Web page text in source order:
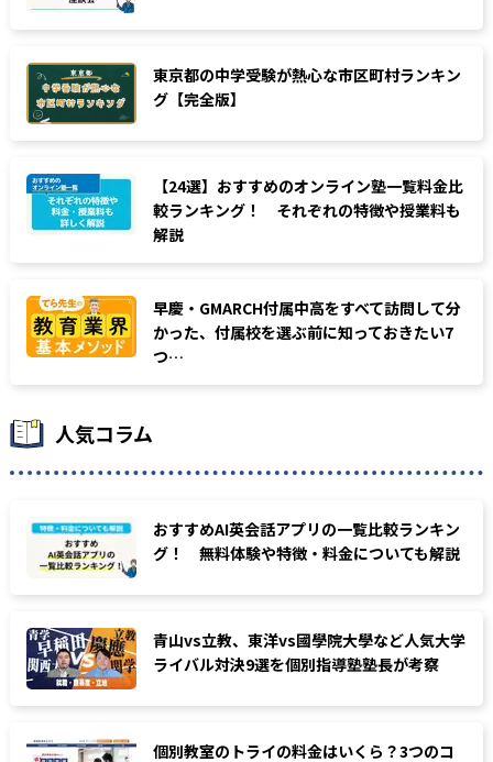
東京都の中学受験が熱心な市区町村ランキン
グ【完全版】
【24選】おすすめのオンライン塾一覧料金比
較ランキング！ それぞれの特徴や授業料も
解説
早慶・GMARCH付属中高をすべて訪問して分
かった、付属校を選ぶ前に知っておきたい7
つ…
人気コラム
おすすめAI英会話アプリの一覧比較ランキン
グ！ 無料体験や特徴・料金についても解説
青山vs立教、東洋vs國學院大學など人気大学
ライバル対決9選を個別指導塾塾長が考察
個別教室のトライの料金はいくら？3つのコ